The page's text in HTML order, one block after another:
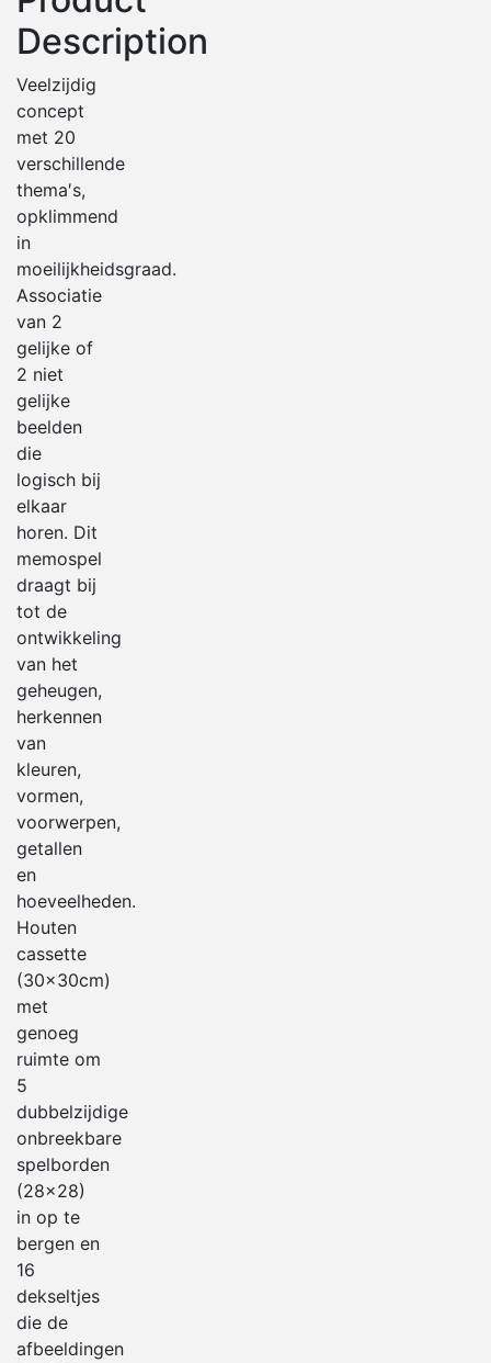
Description
Veelzijdig
concept
met 20
verschillende
thema′s,
opklimmend
in
moeilijkheidsgraad.
Associatie
van 2
gelijke of
2 niet
gelijke
beelden
die
logisch bij
elkaar
horen. Dit
memospel
draagt bij
tot de
ontwikkeling
van het
geheugen,
herkennen
van
kleuren,
vormen,
voorwerpen,
getallen
en
hoeveelheden.
Houten
cassette
(30x30cm)
met
genoeg
ruimte om
5
dubbelzijdige
onbreekbare
spelborden
(28×28)
in op te
bergen en
16
dekseltjes
die de
afbeeldingen